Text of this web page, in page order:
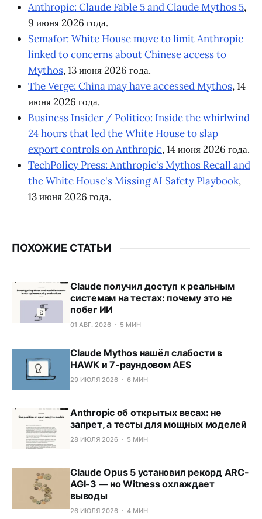
Anthropic: Claude Fable 5 and Claude Mythos 5,
9 июня 2026 года.
Semafor: White House move to limit Anthropic
linked to concerns about Chinese access to
Mythos, 13 июня 2026 года.
The Verge: China may have accessed Mythos, 14
июня 2026 года.
Business Insider / Politico: Inside the whirlwind
24 hours that led the White House to slap
export controls on Anthropic, 14 июня 2026 года.
TechPolicy Press: Anthropic's Mythos Recall and
the White House's Missing AI Safety Playbook,
13 июня 2026 года.
ПОХОЖИЕ СТАТЬИ
Claude получил доступ к реальным
системам на тестах: почему это не
побег ИИ
01 АВГ. 2026 5 МИН
Claude Mythos нашёл слабости в
HAWK и 7-раундовом AES
29 ИЮЛЯ 2026 6 МИН
Anthropic об открытых весах: не
запрет, а тесты для мощных моделей
28 ИЮЛЯ 2026 5 МИН
Claude Opus 5 установил рекорд ARC-
AGI-3 — но Witness охлаждает
выводы
26 ИЮЛЯ 2026 4 МИН